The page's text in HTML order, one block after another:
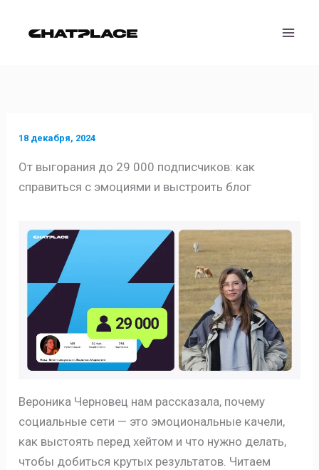
18 декабря, 2024
От выгорания до 29 000 подписчиков: как
справиться с эмоциями и выстроить блог
Вероника Черновец нам рассказала, почему
социальные сети — это эмоциональные качели,
как выстоять перед хейтом и что нужно делать,
чтобы добиться крутых результатов. Читаем